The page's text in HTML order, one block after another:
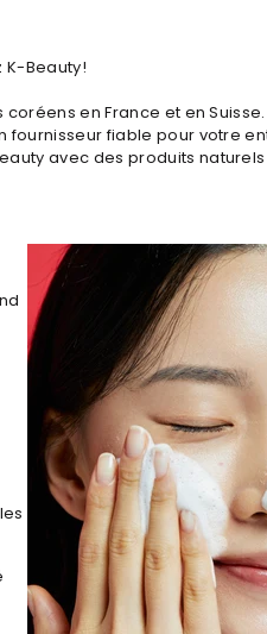
Beauty!
en France et en Suisse.
fiable pour votre
avec des produits naturels